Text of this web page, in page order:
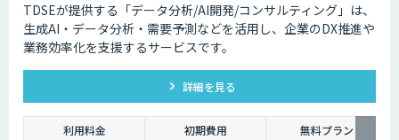
TDSEが提供する「データ分析/AI開発/コンサルティング」は、
生成AI・データ分析・需要予測などを活用し、企業のDX推進や
業務効率化を支援するサービスです。
詳細を見る
利用料金 初期費用
無料プラン